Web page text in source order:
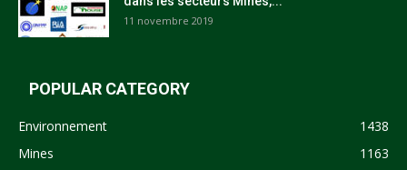
11 novembre 2019
POPULAR CATEGORY
Environnement
1438
Mines
1163